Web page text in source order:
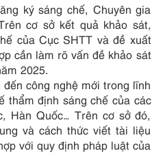
ký sáng chế, Chuyên gia
cơ sở kết quả khảo sát,
của Cục SHTT và đề xuất
cần làm rõ vấn đề khảo sát
2025.
công nghệ mới trong lĩnh
thẩm định sáng chế của các
Hàn Quốc… Trên cơ sở đó,
và cách thức viết tài liệu
với quy định pháp luật của